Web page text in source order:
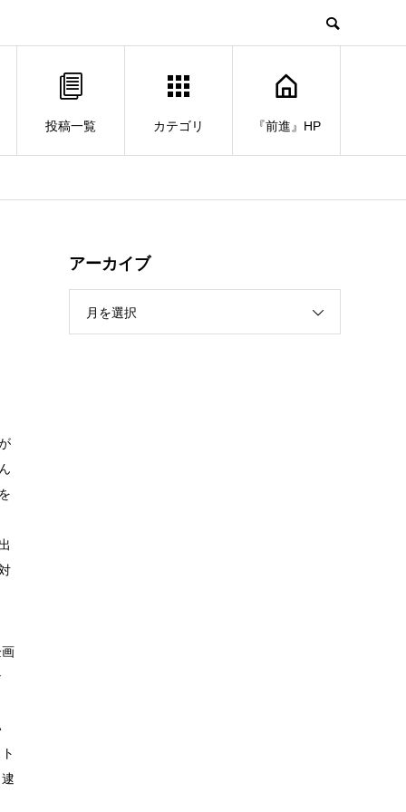
投稿一覧 カテゴリ 『前進』HP
アーカイブ
月を選択